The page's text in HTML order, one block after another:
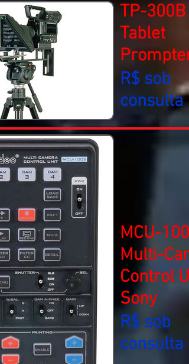
TP-300B
Tablet
Prompter
R$ sob
consulta
MCU-100S
Multi-
Control
Sony
R$ sob
consulta